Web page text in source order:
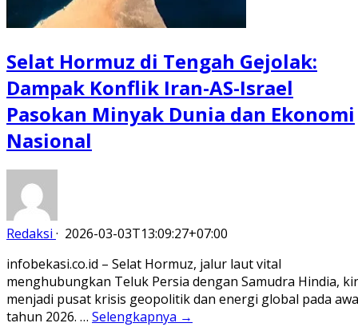
Selat Hormuz di Tengah Gejolak:
Dampak Konflik Iran-AS-Israel
Pasokan Minyak Dunia dan Ekonomi
Nasional
Redaksi · 2026-03-03T13:09:27+07:00
infobekasi.co.id – Selat Hormuz, jalur laut vital
menghubungkan Teluk Persia dengan Samudra Hindia,
menjadi pusat krisis geopolitik dan energi global pada
tahun 2026. … Selengkapnya →